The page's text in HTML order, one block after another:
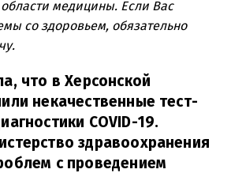
медицины. Если Вас
со здоровьем, обязательно
что в Херсонской
некачественные тест-
COVID-19.
здравоохранения
с проведением